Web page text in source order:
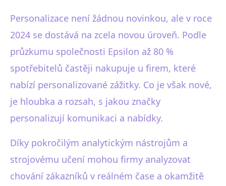
Personalizace není žádnou novinkou, ale v roce
2024 se dostává na zcela novou úroveň. Podle
průzkumu společnosti Epsilon až 80 %
spotřebitelů častěji nakupuje u firem, které
nabízí personalizované zážitky. Co je však nové,
je hloubka a rozsah, s jakou značky
personalizují komunikaci a nabídky.
Díky pokročilým analytickým nástrojům a
strojovému učení mohou firmy analyzovat
chování zákazníků v reálném čase a okamžitě